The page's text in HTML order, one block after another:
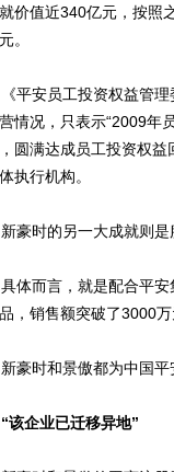
价值近340亿元，按照
。
平安员工投资权益管理
情况，只表示“2009年
圆满达成员工投资权益
执行机构。
豪时的另一大成就则是
体而言，就是配合平安
，销售额突破了3000
豪时和景傲都为中国平
“该企业已迁移异地”